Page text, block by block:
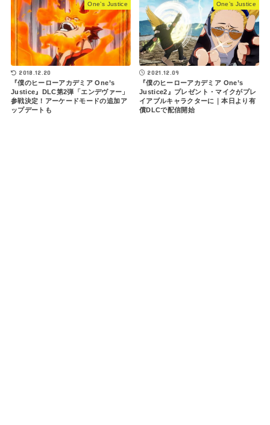
One’s Justice
2018.12.20
『僕のヒーローアカデミア One’s
Justice』DLC第2弾「エンデヴァー」
参戦決定！アーケードモードの追加ア
ップデートも
One’s Justice
2021.12.09
『僕のヒーローアカデミア One’s
Justice2』プレゼント・マイクがプレ
イアブルキャラクターに｜本日より有
償DLCで配信開始